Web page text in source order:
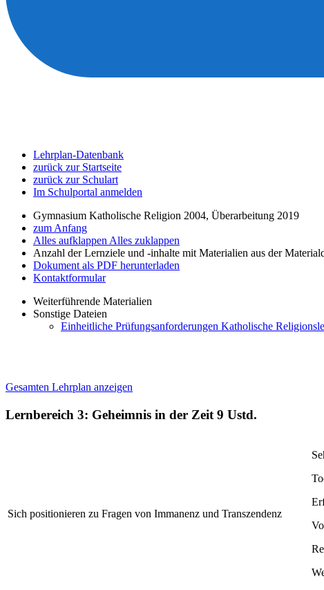
Lehrplan-Datenbank
zurück zur Startseite
zurück zur Schulart
Im Schulportal anmelden
Gymnasium Katholische Religion 2004, Überarbeitung 2019
zum Anfang
Alles aufklappen Alles zuklappen
Anzahl der Lernziele und -inhalte mit Materialien aus der
Dokument als PDF herunterladen
Kontaktformular
Weiterführende Materialien
Sonstige Dateien
Einheitliche Prüfungsanforderungen Katholische
Gesamten Lehrplan anzeigen
Lernbereich 3: Geheimnis in der Zeit 9 Ustd.
Sich positionieren zu Fragen von Immanenz und Transzendenz